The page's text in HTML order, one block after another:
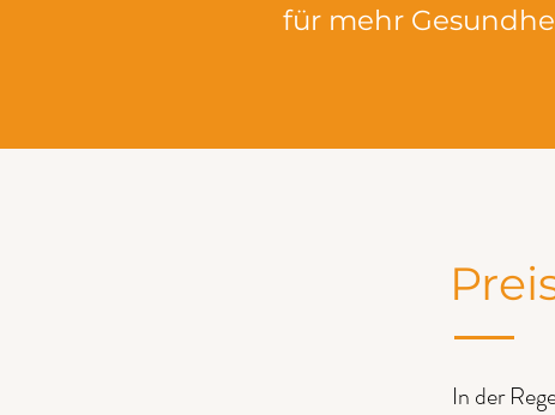
für mehr
In der